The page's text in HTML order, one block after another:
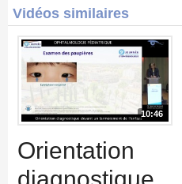
Vidéos similaires
10:46
Orientation